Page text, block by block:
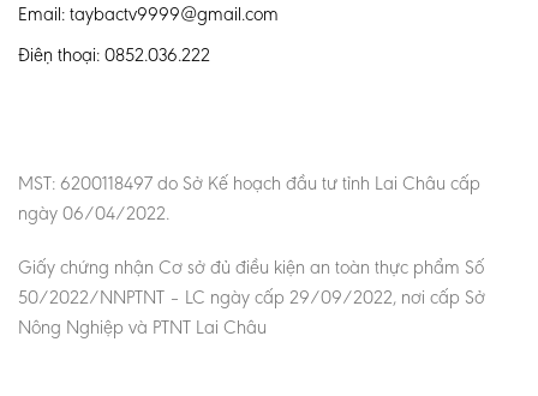
Email: taybactv9999@gmail.com
Điện thoại: 0852.036.222
MST: 6200118497 do Sở Kế hoạch đầu tư tỉnh Lai Châu cấp
ngày 06/04/2022.
Giấy chứng nhận Cơ sở đủ điều kiện an toàn thực phẩm Số
50/2022/NNPTNT – LC ngày cấp 29/09/2022, nơi cấp Sở
Nông Nghiệp và PTNT Lai Châu